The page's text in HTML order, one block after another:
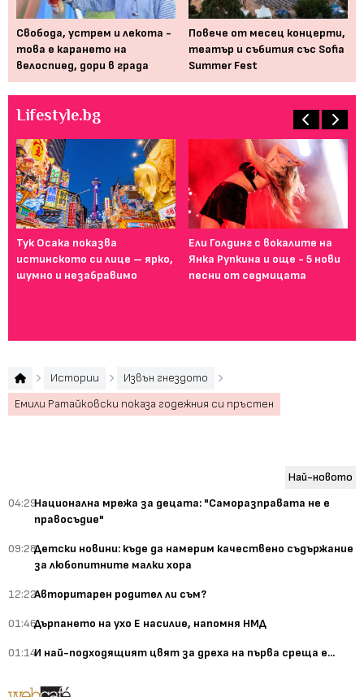
Свобода, устрем и лекота -
това е карането на
велоспиед, дори в града
Повече от месец концерти,
театър и събития със Sofia
Summer Fest
Lifestyle.bg
Тук Осака показва
истинското си лице – ярко,
шумно и незабравимо
Ели Голдинг с вокалите на
Янка Рупкина и още - 5 нови
песни от седмицата
Истории
Извън гнездото
Емили Ратайковски показа годежния си пръстен
Най-новото
04:29Национална мрежа за децата: "Саморазправата не е
правосъдие"
09:28Детски новини: къде да намерим качествено съдържание
за любопитните малки хора
12:22Авторитарен родител ли съм?
01:46Дърпането на ухо Е насилие, напомня НМД
01:14И най-подходящият цвят за дреха на първа среща е...